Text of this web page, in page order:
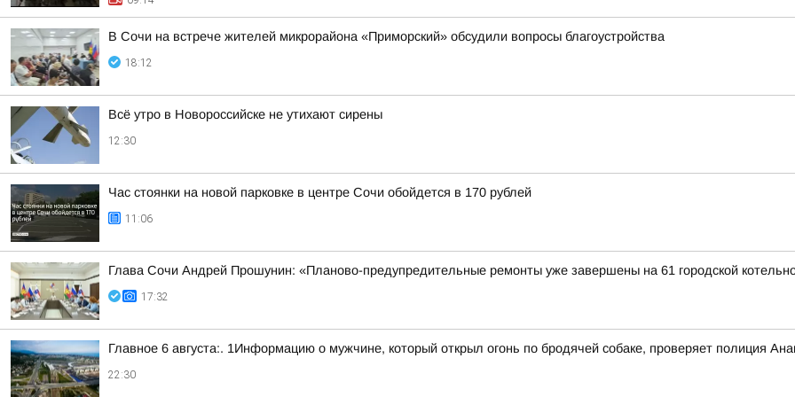
В Сочи на встрече жителей микрорайона «Приморский» обсудили вопросы благоустройства
18:12
Всё утро в Новороссийске не утихают сирены
12:30
Час стоянки на новой парковке в центре Сочи обойдется в 170 рублей
11:06
Глава Сочи Андрей Прошунин: «Планово-предупредительные ремонты уже завершены на 61 городской
17:32
Главное 6 августа:. 1Информацию о мужчине, который открыл огонь по бродячей собаке, проверяет полиция
22:30